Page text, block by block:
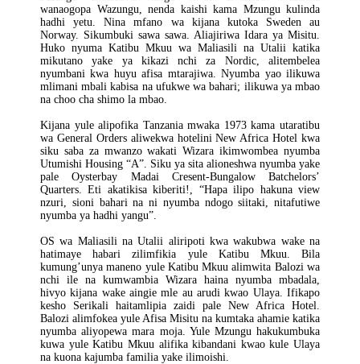
wanaogopa Wazungu, nenda kaishi kama Mzungu kulinda
hadhi yetu. Nina mfano wa kijana kutoka Sweden au
Norway. Sikumbuki sawa sawa. Aliajiriwa Idara ya Misitu.
Huko nyuma Katibu Mkuu wa Maliasili na Utalii katika
mikutano yake ya kikazi nchi za Nordic, alitembelea
nyumbani kwa huyu afisa mtarajiwa. Nyumba yao ilikuwa
mlimani mbali kabisa na ufukwe wa bahari; ilikuwa ya mbao
na choo cha shimo la mbao.
Kijana yule alipofika Tanzania mwaka 1973 kama utaratibu
wa General Orders aliwekwa hotelini New Africa Hotel kwa
siku saba za mwanzo wakati Wizara ikimwombea nyumba
Utumishi Housing “A”. Siku ya sita alioneshwa nyumba yake
pale Oysterbay Madai Cresent-Bungalow Batchelors’
Quarters. Eti akatikisa kiberiti!, “Hapa ilipo hakuna view
nzuri, sioni bahari na ni nyumba ndogo siitaki, nitafutiwe
nyumba ya hadhi yangu”.
OS wa Maliasili na Utalii aliripoti kwa wakubwa wake na
hatimaye habari zilimfikia yule Katibu Mkuu. Bila
kumung’unya maneno yule Katibu Mkuu alimwita Balozi wa
nchi ile na kumwambia Wizara haina nyumba mbadala,
hivyo kijana wake aingie mle au arudi kwao Ulaya. Ifikapo
kesho Serikali haitamlipia zaidi pale New Africa Hotel.
Balozi alimfokea yule Afisa Misitu na kumtaka ahamie katika
nyumba aliyopewa mara moja. Yule Mzungu hakukumbuka
kuwa yule Katibu Mkuu alifika kibandani kwao kule Ulaya
na kuona kajumba familia yake ilimoishi.